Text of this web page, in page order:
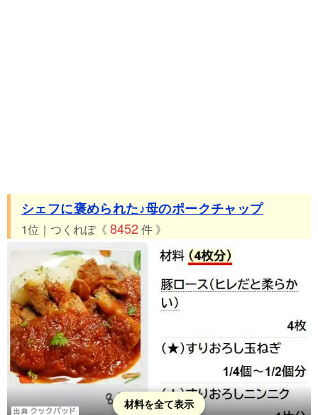
け
40位 つくれぽ200件 うまっ！！安っ！！鶏手羽元のケチャップ
煮
41位 つくれぽ200件 卯の花リメイク①ケチャップあんの肉だん
ご
42位 つくれぽ191件 炊飯器で簡単☆チキン（ケチャップ）ライ
ス
43位 つくれぽ180件 ◆照り焼きチキン にんにくケチャップ◆
44位 つくれぽ175件 鶏団子のケチャップあんかけ
45位 つくれぽ163件 厚切り豚ロースの甘酢ケチャップ炒め
46位 つくれぽ147件 ケチャップ味が変身☆ペンネパスタ
47位 つくれぽ146件 【簡単】ケチャップで少し贅沢風ペンネ♡
シェフに褒められた♪母のポークチャップ
1位｜つくれぽ《 8452 件 》
材料を全て表示